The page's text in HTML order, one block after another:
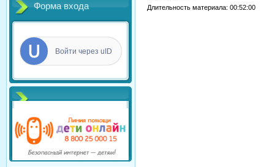
Форма входа
Войти через uID
Длительность материала: 00:52:00